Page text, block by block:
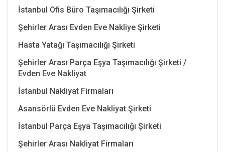
İstanbul Ofis Büro Taşımacılığı Şirketi
Şehirler Arası Evden Eve Nakliye Şirketi
Hasta Yatağı Taşımacılığı Şirketi
Şehirler Arası Parça Eşya Taşımacılığı Şirketi /
Evden Eve Nakliyat
İstanbul Nakliyat Firmaları
Asansörlü Evden Eve Nakliyat Şirketi
İstanbul Parça Eşya Taşımacılığı Şirketi
Şehirler Arası Nakliyat Firmaları